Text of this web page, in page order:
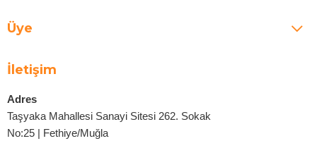
Üye
İletişim
Adres
Taşyaka Mahallesi Sanayi Sitesi 262. Sokak
No:25 | Fethiye/Muğla